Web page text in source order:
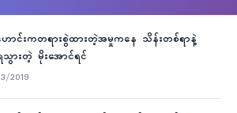
ောင်းကတရားစွဲထားတဲ့အမှုကနေ သိန်းတစ်ရာနဲ့
ားတဲ့ မိုးအောင်ရင်
2019